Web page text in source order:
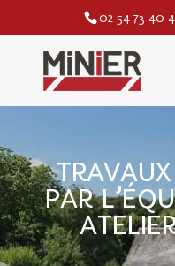
02 54 73 40
PAR